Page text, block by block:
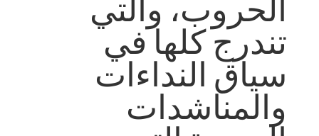
الحروب، والتي
تندرج كلها في
سياق النداءات
والمناشدات